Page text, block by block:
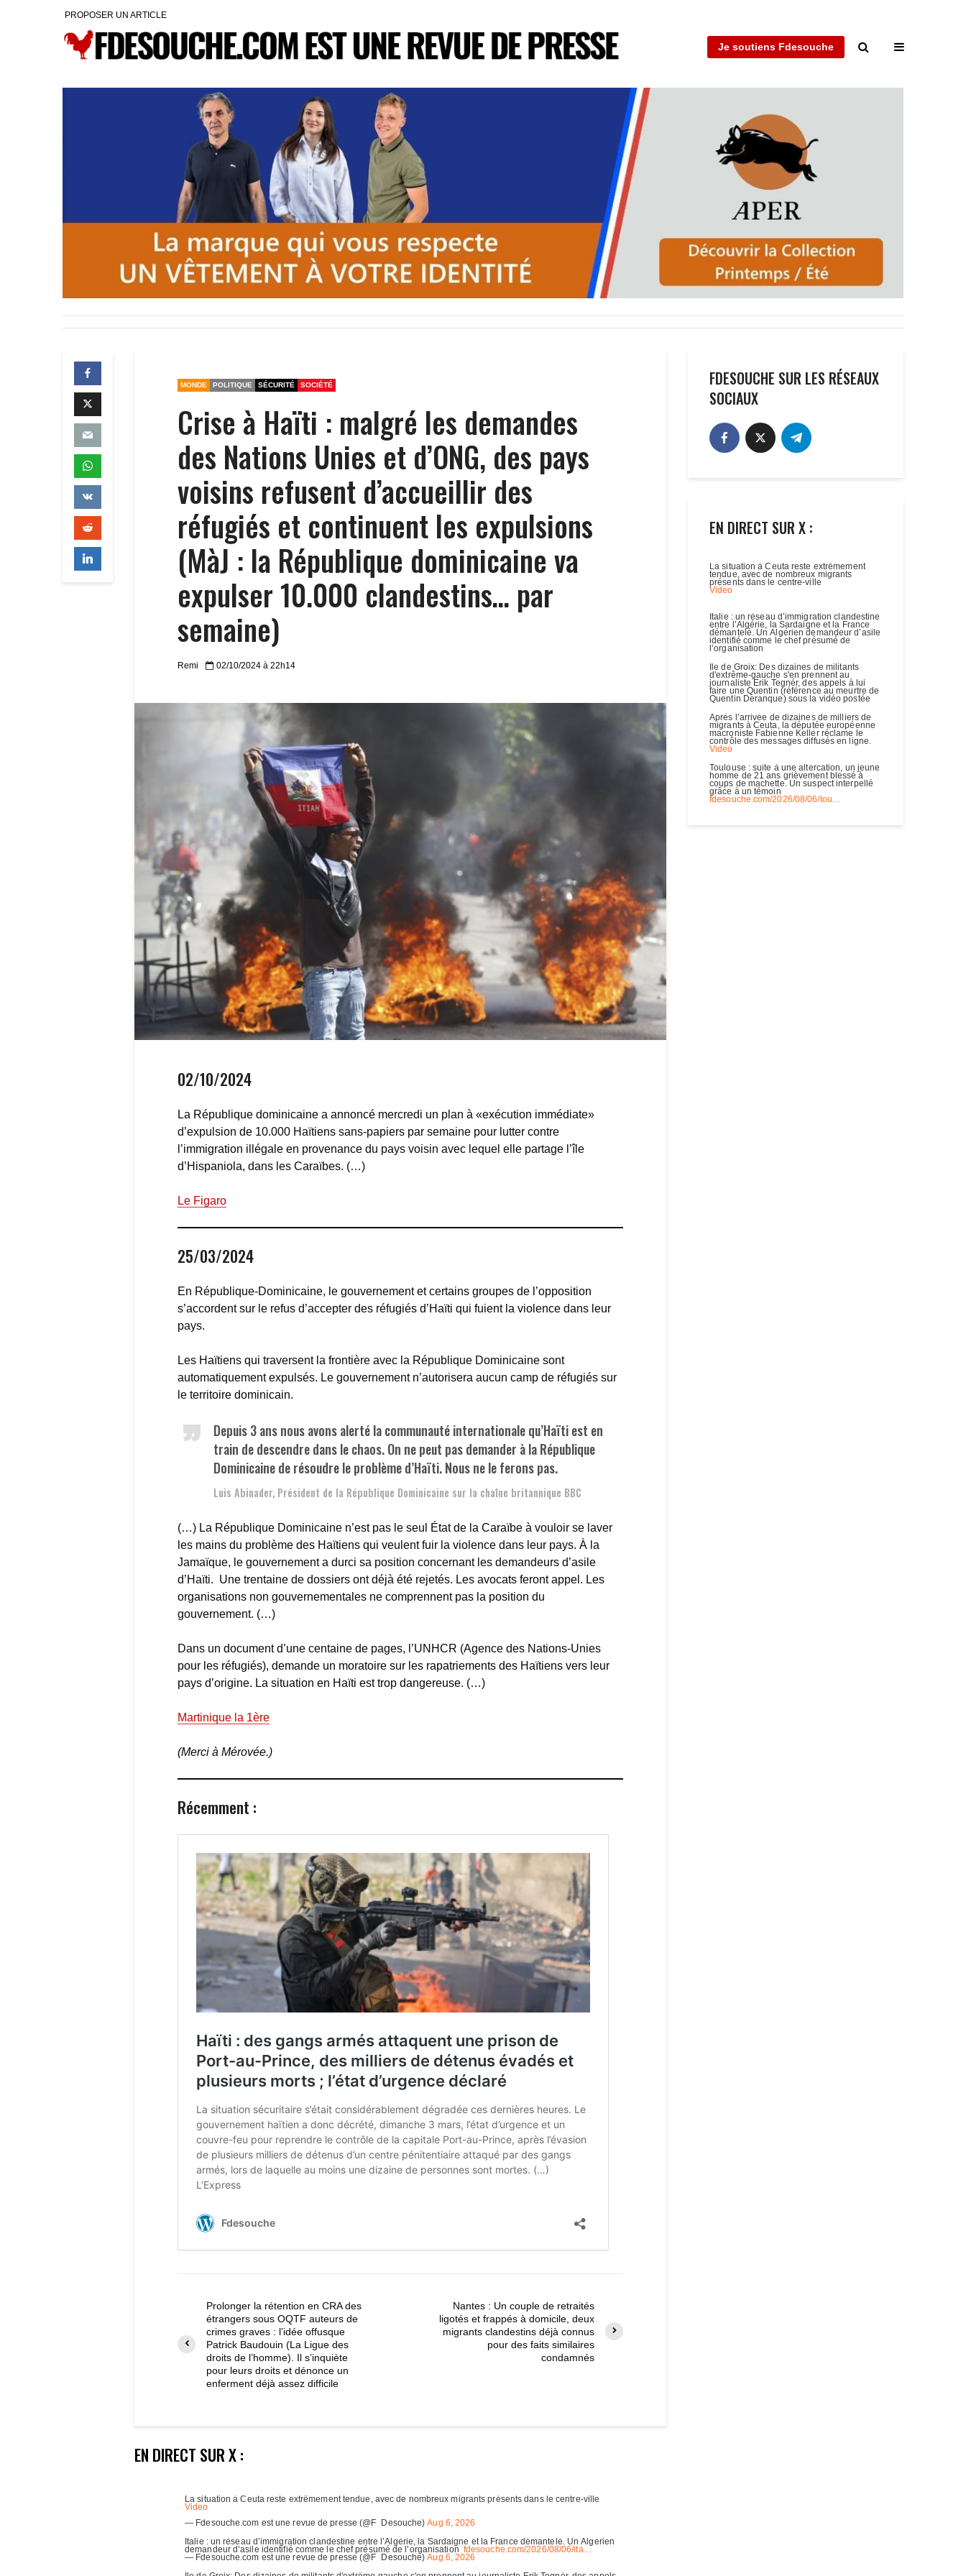
PROPOSER UN ARTICLE
Je soutiens Fdesouche
MONDE POLITIQUE SÉCURITÉ SOCIÉTÉ
Crise à Haïti : malgré les demandes
des Nations Unies et d’ONG, des pays
voisins refusent d’accueillir des
réfugiés et continuent les expulsions
(MàJ : la République dominicaine va
expulser 10.000 clandestins… par
semaine)
Remi 02/10/2024 à 22h14
02/10/2024
La République dominicaine a annoncé mercredi un plan à «exécution immédiate»
d’expulsion de 10.000 Haïtiens sans-papiers par semaine pour lutter contre
l’immigration illégale en provenance du pays voisin avec lequel elle partage l’île
d’Hispaniola, dans les Caraïbes. (…)
Le Figaro
25/03/2024
En République-Dominicaine, le gouvernement et certains groupes de l’opposition
s’accordent sur le refus d’accepter des réfugiés d’Haïti qui fuient la violence dans leur
pays.
Les Haïtiens qui traversent la frontière avec la République Dominicaine sont
automatiquement expulsés. Le gouvernement n’autorisera aucun camp de réfugiés sur
le territoire dominicain.
Depuis 3 ans nous avons alerté la communauté internationale qu’Haïti est en
train de descendre dans le chaos. On ne peut pas demander à la République
Dominicaine de résoudre le problème d’Haïti. Nous ne le ferons pas.
Luis Abinader, Président de la République Dominicaine sur la chaîne britannique BBC
(…) La République Dominicaine n’est pas le seul État de la Caraïbe à vouloir se laver
les mains du problème des Haïtiens qui veulent fuir la violence dans leur pays. À la
Jamaïque, le gouvernement a durci sa position concernant les demandeurs d’asile
d’Haïti. Une trentaine de dossiers ont déjà été rejetés. Les avocats feront appel. Les
organisations non gouvernementales ne comprennent pas la position du
gouvernement. (…)
Dans un document d’une centaine de pages, l’UNHCR (Agence des Nations-Unies
pour les réfugiés), demande un moratoire sur les rapatriements des Haïtiens vers leur
pays d’origine. La situation en Haïti est trop dangereuse. (…)
Martinique la 1ère
(Merci à Mérovée.)
Récemment :
Prolonger la rétention en CRA des
étrangers sous OQTF auteurs de
crimes graves : l’idée offusque
Patrick Baudouin (La Ligue des
droits de l’homme). Il s’inquiète
pour leurs droits et dénonce un
enferment déjà assez difficile
Nantes : Un couple de retraités
ligotés et frappés à domicile, deux
migrants clandestins déjà connus
pour des faits similaires
condamnés
EN DIRECT SUR X :
FDESOUCHE SUR LES RÉSEAUX
SOCIAUX
EN DIRECT SUR X :